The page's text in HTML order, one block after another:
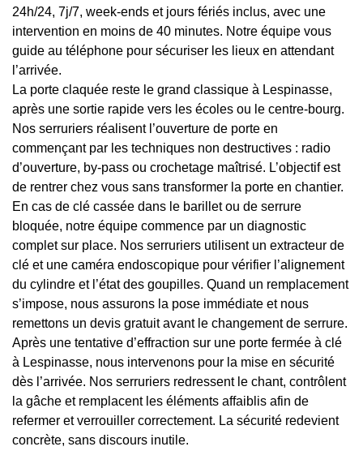
24h/24, 7j/7, week-ends et jours fériés inclus, avec une
intervention en moins de 40 minutes. Notre équipe vous
guide au téléphone pour sécuriser les lieux en attendant
l’arrivée.
La porte claquée reste le grand classique à Lespinasse,
après une sortie rapide vers les écoles ou le centre-bourg.
Nos serruriers réalisent l’ouverture de porte en
commençant par les techniques non destructives : radio
d’ouverture, by-pass ou crochetage maîtrisé. L’objectif est
de rentrer chez vous sans transformer la porte en chantier.
En cas de clé cassée dans le barillet ou de serrure
bloquée, notre équipe commence par un diagnostic
complet sur place. Nos serruriers utilisent un extracteur de
clé et une caméra endoscopique pour vérifier l’alignement
du cylindre et l’état des goupilles. Quand un remplacement
s’impose, nous assurons la pose immédiate et nous
remettons un devis gratuit avant le changement de serrure.
Après une tentative d’effraction sur une porte fermée à clé
à Lespinasse, nous intervenons pour la mise en sécurité
dès l’arrivée. Nos serruriers redressent le chant, contrôlent
la gâche et remplacent les éléments affaiblis afin de
refermer et verrouiller correctement. La sécurité redevient
concrète, sans discours inutile.